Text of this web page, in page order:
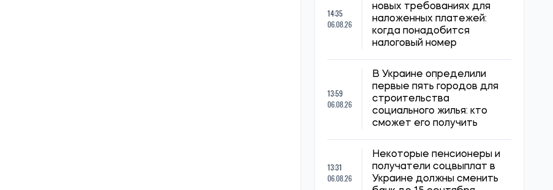
14:35
06.08.26
новых требованиях для
наложенных платежей:
когда понадобится
налоговый номер
13:59
06.08.26
В Украине определили
первые пять городов для
строительства
социального жилья: кто
сможет его получить
13:31
06.08.26
Некоторые пенсионеры и
получатели соцвыплат в
Украине должны сменить